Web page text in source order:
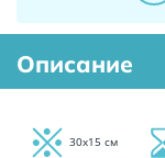
Описание
30х15 см